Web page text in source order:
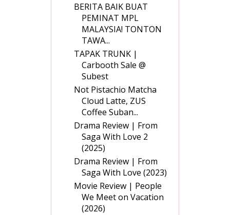
BERITA BAIK BUAT
PEMINAT MPL
MALAYSIA! TONTON
TAWA...
TAPAK TRUNK |
Carbooth Sale @
Subest
Not Pistachio Matcha
Cloud Latte, ZUS
Coffee Suban...
Drama Review | From
Saga With Love 2
(2025)
Drama Review | From
Saga With Love (2023)
Movie Review | People
We Meet on Vacation
(2026)